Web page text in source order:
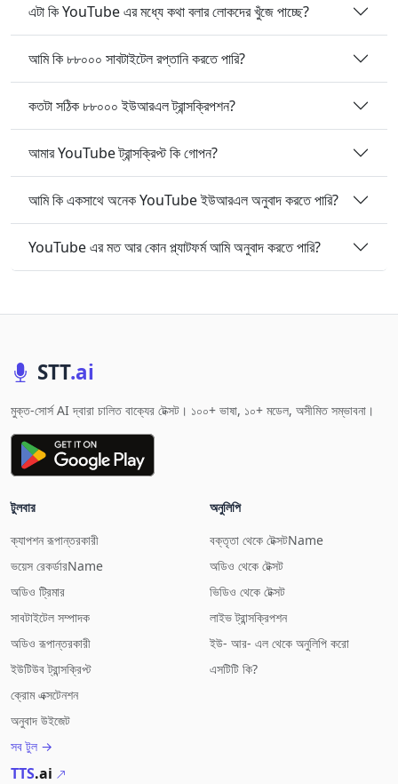
এটা কি YouTube এর মধ্যে কথা বলার লোকদের খুঁজে পাচ্ছে?
আমি কি ৮৮০০০ সাবটাইটেল রপ্তানি করতে পারি?
কতটা সঠিক ৮৮০০০ ইউআরএল ট্রান্সক্রিপশন?
আমার YouTube ট্রান্সক্রিপ্ট কি গোপন?
আমি কি একসাথে অনেক YouTube ইউআরএল অনুবাদ করতে পারি?
YouTube এর মত আর কোন প্ল্যাটফর্ম আমি অনুবাদ করতে পারি?
STT.ai
মুক্ত-সোর্স AI দ্বারা চালিত বাক্যের টেক্সট। ১০০+ ভাষা, ১০+ মডেল, অসীমিত সম্ভাবনা।
টুলবার
ক্যাপশন রূপান্তরকারী
ভয়েস রেকর্ডারName
অডিও ট্রিমার
সাবটাইটেল সম্পাদক
অডিও রূপান্তরকারী
ইউটিউব ট্রান্সক্রিপ্ট
ক্রোম এক্সটেনশন
অনুবাদ উইজেট
সব টুল →
TTS.ai
অনুলিপি
বক্তৃতা থেকে টেক্সটName
অডিও থেকে টেক্সট
ভিডিও থেকে টেক্সট
লাইভ ট্রান্সক্রিপশন
ইউ- আর- এল থেকে অনুলিপি করো
এসটিটি কি?